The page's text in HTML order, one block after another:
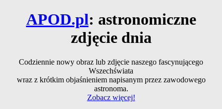
APOD.pl: astronomiczne
zdjęcie dnia
Codziennie nowy obraz lub zdjęcie naszego fascynującego
Wszechświata
wraz z krótkim objaśnieniem napisanym przez zawodowego
astronoma.
Zobacz więcej!